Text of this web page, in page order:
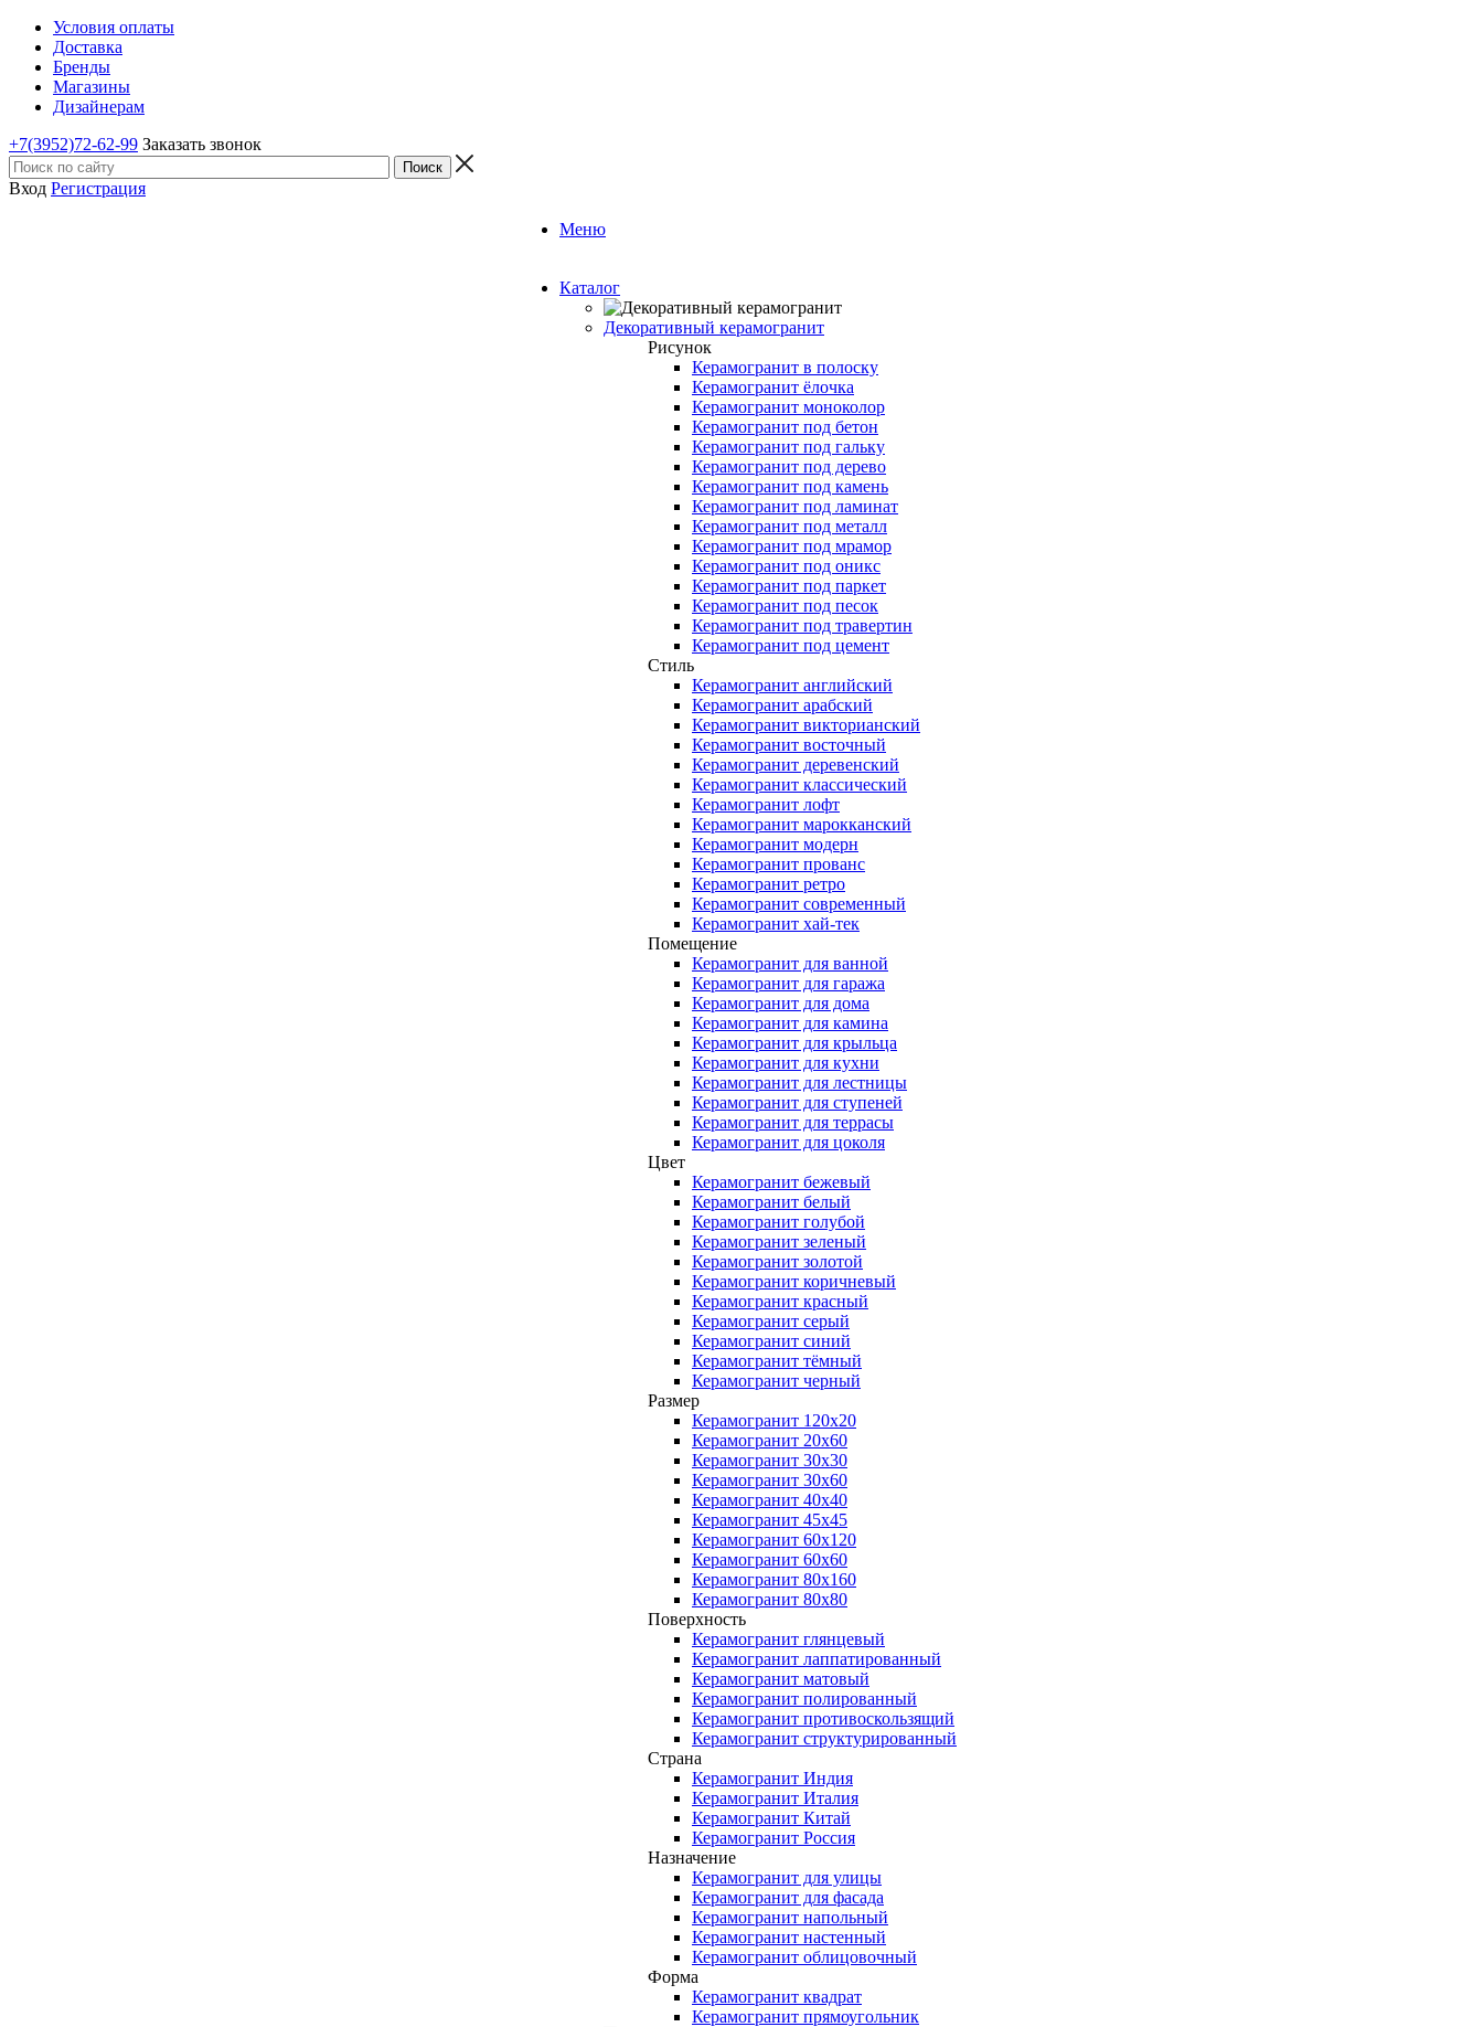
Условия оплаты
Доставка
Бренды
Магазины
Дизайнерам
+7(3952)72-62-99 Заказать звонок
Вход Регистрация
Меню
Каталог
Декоративный керамогранит
Рисунок
Керамогранит в полоску
Керамогранит ёлочка
Керамогранит моноколор
Керамогранит под бетон
Керамогранит под гальку
Керамогранит под дерево
Керамогранит под камень
Керамогранит под ламинат
Керамогранит под металл
Керамогранит под мрамор
Керамогранит под оникс
Керамогранит под паркет
Керамогранит под песок
Керамогранит под травертин
Керамогранит под цемент
Стиль
Керамогранит английский
Керамогранит арабский
Керамогранит викторианский
Керамогранит восточный
Керамогранит деревенский
Керамогранит классический
Керамогранит лофт
Керамогранит марокканский
Керамогранит модерн
Керамогранит прованс
Керамогранит ретро
Керамогранит современный
Керамогранит хай-тек
Помещение
Керамогранит для ванной
Керамогранит для гаража
Керамогранит для дома
Керамогранит для камина
Керамогранит для крыльца
Керамогранит для кухни
Керамогранит для лестницы
Керамогранит для ступеней
Керамогранит для террасы
Керамогранит для цоколя
Цвет
Керамогранит бежевый
Керамогранит белый
Керамогранит голубой
Керамогранит зеленый
Керамогранит золотой
Керамогранит коричневый
Керамогранит красный
Керамогранит серый
Керамогранит синий
Керамогранит тёмный
Керамогранит черный
Размер
Керамогранит 120x20
Керамогранит 20x60
Керамогранит 30x30
Керамогранит 30x60
Керамогранит 40x40
Керамогранит 45x45
Керамогранит 60x120
Керамогранит 60x60
Керамогранит 80x160
Керамогранит 80x80
Поверхность
Керамогранит глянцевый
Керамогранит лаппатированный
Керамогранит матовый
Керамогранит полированный
Керамогранит противоскользящий
Керамогранит структурированный
Страна
Керамогранит Индия
Керамогранит Италия
Керамогранит Китай
Керамогранит Россия
Назначение
Керамогранит для улицы
Керамогранит для фасада
Керамогранит напольный
Керамогранит настенный
Керамогранит облицовочный
Форма
Керамогранит квадрат
Керамогранит прямоугольник